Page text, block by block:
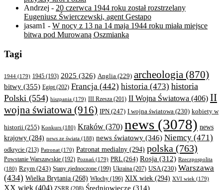
Andrzej - 20 czerwca 1944 roku został rozstrzelany
Eugeniusz Świerczewski, agent Gestapo
jasam1 - W nocy z 13 na 14 maja 1944 roku miała miejsce
bitwa pod Murowaną Oszmianką
Tagi
1944 (179) 1945 (193) 2025 (326) Anglia (229) archeologia (870)
bitwy (355) Egipt(202) Francja (442) historia (473) historia
Polski (554) hiszpania (179) III Rzesza (201) II Wojna Światowa (406) II
wojna światowa (916) IPN (247) I wojna światowa (230) kobiety w
historii (255) Konkurs (180) Kraków (370) news (3078) news
krajowy (284) news ze świata (188) news światowy (346) Niemcy (471)
odkrycie (213) Patronat (170) Patronat medialny (294) polska (763)
Powstanie Warszawskie (192) Poznań (179) PRL(264) Rosja (312) Rzeczpospolita
(180) Rzym (243) Stany zjednoczone (199) Ukraina (207) USA(230) Warszawa
(434) Wielka Brytania (268) Włochy (196) XIX wiek (294) XVI wiek (179)
XX wiek (404) Średniowiecze (314)